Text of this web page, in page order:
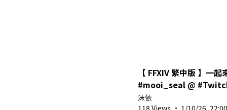
【 FFXIV 繁中版 】一
#mooi_seal @ #Twitch #圖奇
#shorts #馬來西亞
沫依
118 Views · 1/10/26, 22:00